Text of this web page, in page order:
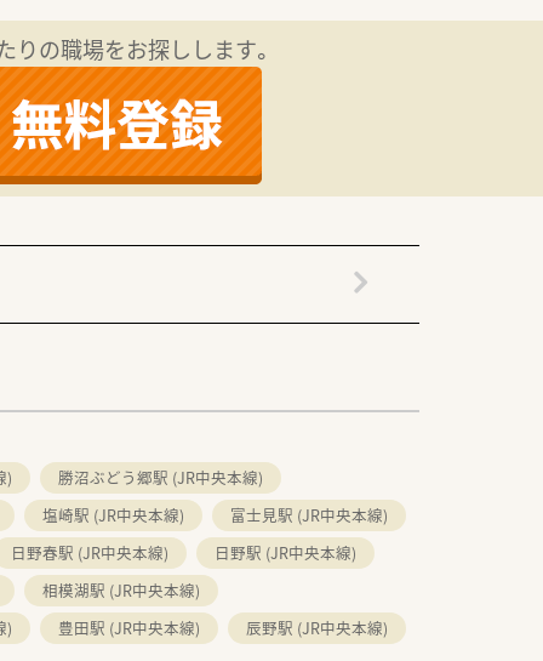
性が構築されています。
の職場をお探しします。
)
勝沼ぶどう郷駅 (JR中央本線)
塩崎駅 (JR中央本線)
富士見駅 (JR中央本線)
日野春駅 (JR中央本線)
日野駅 (JR中央本線)
相模湖駅 (JR中央本線)
) 豊田駅 (JR中央本線)
辰野駅 (JR中央本線)